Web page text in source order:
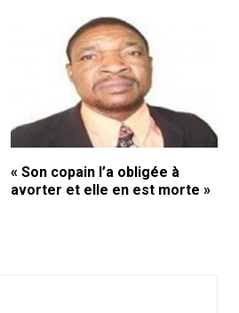
« Son copain l’a obligée à
avorter et elle en est morte »